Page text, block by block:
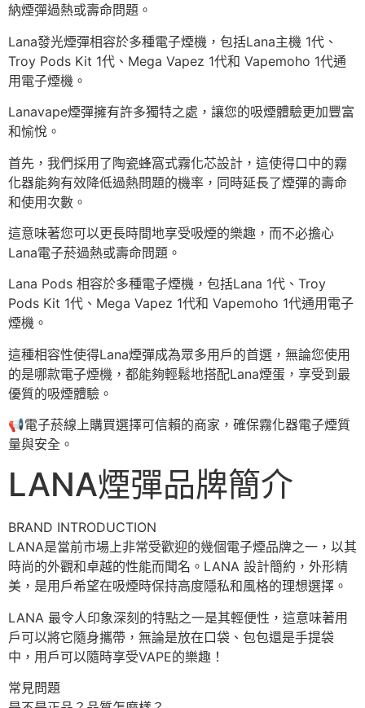
納煙彈過熱或壽命問題。
Lana發光煙彈相容於多種電子煙機，包括Lana主機 1代、
Troy Pods Kit 1代、Mega Vapez 1代和 Vapemoho 1代通
用電子煙機。
Lanavape煙彈擁有許多獨特之處，讓您的吸煙體驗更加豐富
和愉悅。
首先，我們採用了陶瓷蜂窩式霧化芯設計，這使得口中的霧
化器能夠有效降低過熱問題的機率，同時延長了煙彈的壽命
和使用次數。
這意味著您可以更長時間地享受吸煙的樂趣，而不必擔心
Lana電子菸過熱或壽命問題。
Lana Pods 相容於多種電子煙機，包括Lana 1代、Troy
Pods Kit 1代、Mega Vapez 1代和 Vapemoho 1代通用電子
煙機。
這種相容性使得Lana煙彈成為眾多用戶的首選，無論您使用
的是哪款電子煙機，都能夠輕鬆地搭配Lana煙蛋，享受到最
優質的吸煙體驗。
📢電子菸線上購買選擇可信賴的商家，確保霧化器電子煙質
量與安全。
LANA煙彈品牌簡介
BRAND INTRODUCTION
LANA是當前市場上非常受歡迎的幾個電子煙品牌之一，以其
時尚的外觀和卓越的性能而聞名。LANA 設計簡約，外形精
美，是用戶希望在吸煙時保持高度隱私和風格的理想選擇。
LANA 最令人印象深刻的特點之一是其輕便性，這意味著用
戶可以將它隨身攜帶，無論是放在口袋、包包還是手提袋
中，用戶可以隨時享受VAPE的樂趣！
常見問題